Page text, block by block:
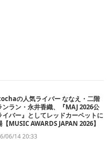
の人気ライバー ななえ・二階
ンラン・永井香織、『MAJ 2026公
イバー』としてレッドカーペットに
【MUSIC AWARDS JAPAN 2026】
06/14 20:33